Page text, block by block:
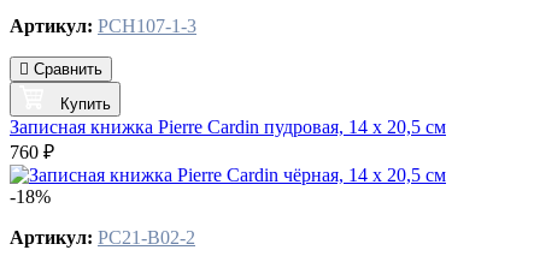
Артикул: PCH107-1-3
Сравнить
Купить
Записная книжка Pierre Cardin пудровая, 14 х 20,5 см
760 ₽
-18%
Артикул: PC21-B02-2